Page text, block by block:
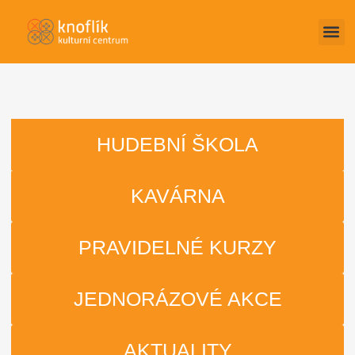
HUDEBNÍ ŠKOLA
KAVÁRNA
PRAVIDELNÉ KURZY
JEDNORÁZOVÉ AKCE
AKTUALITY